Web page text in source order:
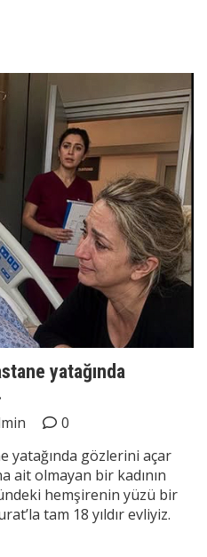
yatağında
0
yatağında gözlerini açar
ait olmayan bir kadının
hemşirenin yüzü bir
tam 18 yıldır evliyiz.